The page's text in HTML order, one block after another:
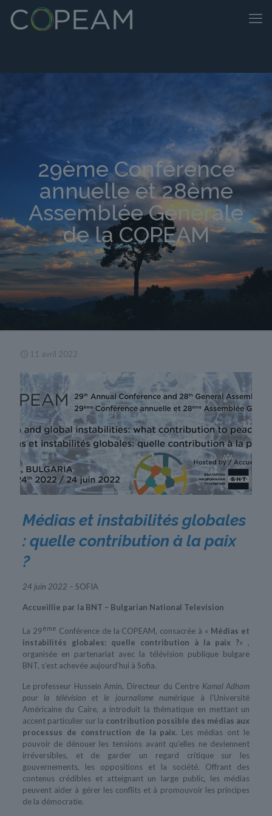
29ème Conférence
annuelle et 28ème
Assemblée Générale
de la COPEAM
11 avril 2022
Médias et instabilités globales
: quelle contribution à la paix
?
24 juin 2022 – SOFIA
Accueillie par la BNT – Bulgarian National Television
La 29ème Conférence de la COPEAM, consacrée à « Médias et
instabilités globales: quelle contribution à la paix ?« ,
organisée en partenariat avec la télévision publique bulgare
BNT, s’est achevée aujourd’hui à Sofia.
Le professeur Hussein Amin, Directeur du Centre Kamal Adham
pour la télévision et le journalisme numérique à l’Université
Américaine du Caire, a introduit la thématique en mettant un
accent particulier sur la contribution possible des médias aux
processus de construction de la paix. Les médias ont le
pouvoir de dénouer les tensions avant qu’elles ne deviennent
irréversibles, et de garder un regard critique sur les
gouvernements, les oppositions et la société. Offrant des
contenus crédibles et atteignant un large public, les médias
peuvent aider à gérer les conflits et à promouvoir les principes
de la démocratie.